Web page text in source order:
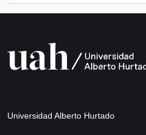
Universidad Alberto Hurtado